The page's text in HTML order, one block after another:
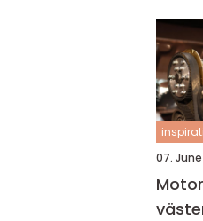
07.